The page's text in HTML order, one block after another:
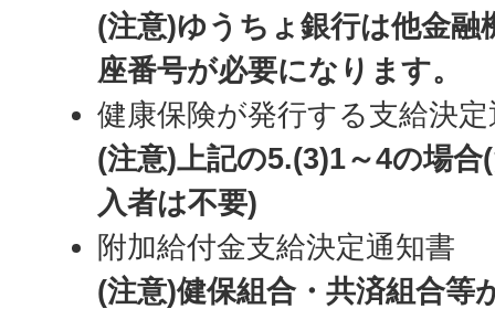
(注意)ゆうちょ銀行は他金融
座番号が必要になります。
健康保険が発行する支給決
(注意)上記の5.(3)1～4の場
入者は不要)
附加給付金支給決定通知書
(注意)健保組合・共済組合等